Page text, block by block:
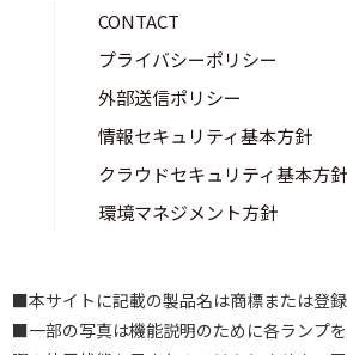
CONTACT
プライバシーポリシー
外部送信ポリシー
情報セキュリティ基本方針
クラウドセキュリティ基本方針
環境マネジメント方針
■本サイトに記載の製品名は商標または登録
■一部の写真は機能説明のために各ランプ